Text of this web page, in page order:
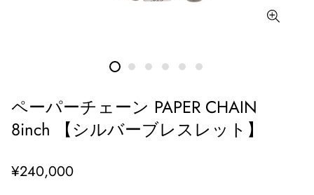
ペーパーチェーン PAPER CHAIN
8inch 【シルバーブレスレット】
通
¥240,000